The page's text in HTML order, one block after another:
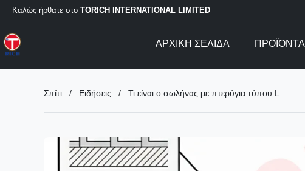
Καλώς ήρθατε στο TORICH INTERNATIONAL LIMITED
ΑΡΧΙΚΉ ΣΕΛΊΔΑ ΠΡΟΪΌΝΤΑ
Σπίτι / Ειδήσεις / Τι είναι ο σωλήνας με πτερύγια τύπου L